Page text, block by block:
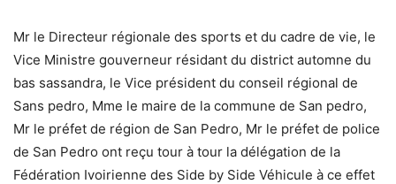
Mr le Directeur régionale des sports et du cadre de vie, le
Vice Ministre gouverneur résidant du district automne du
bas sassandra, le Vice président du conseil régional de
Sans pedro, Mme le maire de la commune de San pedro,
Mr le préfet de région de San Pedro, Mr le préfet de police
de San Pedro ont reçu tour à tour la délégation de la
Fédération Ivoirienne des Side by Side Véhicule à ce effet